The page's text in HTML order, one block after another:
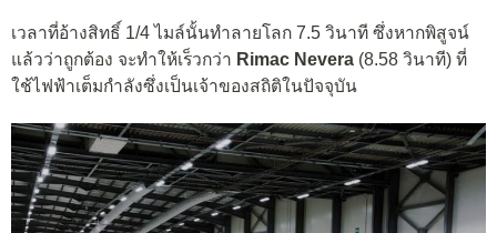
เวลาที่อ้างสิทธิ์ 1/4 ไมล์นั้นทำลายโลก 7.5 วินาที ซึ่งหากพิสูจน์
แล้วว่าถูกต้อง จะทำให้เร็วกว่า Rimac Nevera (8.58 วินาที) ที่
ใช้ไฟฟ้าเต็มกำลังซึ่งเป็นเจ้าของสถิติในปัจจุบัน